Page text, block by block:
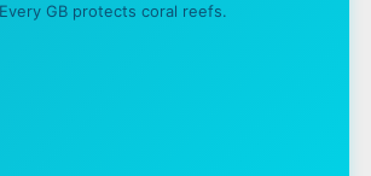
GB protects coral reefs.